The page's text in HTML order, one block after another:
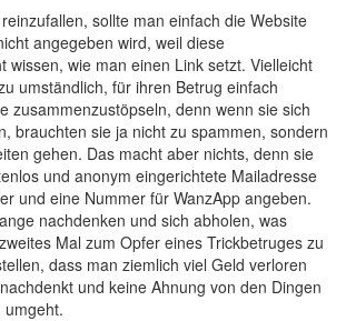
sollte man einfach die Website
angegeben wird, weil diese
wissen, wie man einen Link setzt. Vielleicht
umständlich, für ihren Betrug einfach
zusammenzustöpseln, denn wenn sie sich
brauchten sie ja nicht zu spammen, sondern
gehen. Das macht aber nichts, denn sie
und anonym eingerichtete Mailadresse
und eine Nummer für WanzApp angeben.
nachdenken und sich abholen, was
Mal zum Opfer eines Trickbetruges zu
dass man ziemlich viel Geld verloren
und keine Ahnung von den Dingen
umgeht.